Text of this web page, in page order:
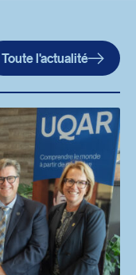
Toute l'actualité